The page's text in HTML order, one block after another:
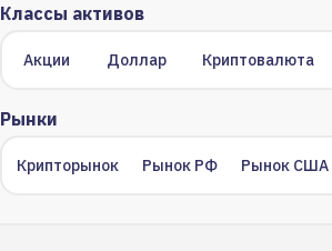
Классы активов
Акции Доллар Криптовалюта
Рынки
Крипторынок Рынок РФ Рынок США